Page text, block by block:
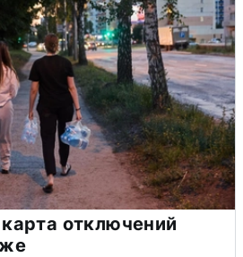
отключений